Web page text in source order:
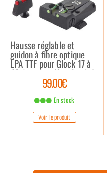
Hausse réglable et
guidon à fibre optique
LPA TTF pour Glock 17 à
48 (versions X inclues) /
Gen. 3-4-599.00€
En stock
Voir le produit